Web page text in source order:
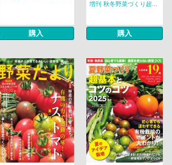
購入
増刊 秋冬野菜づくり超...
購入